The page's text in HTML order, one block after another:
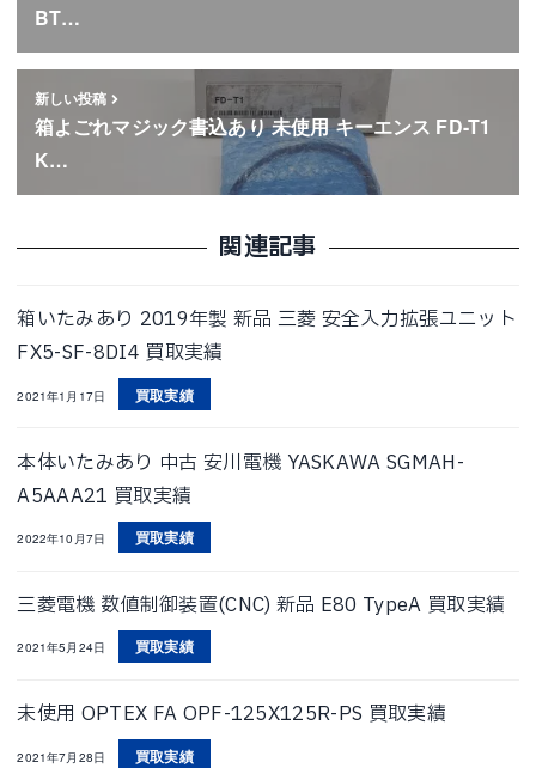
BT…
新しい投稿
箱よごれマジック書込あり 未使用 キーエンス FD-T1
K…
関連記事
箱いたみあり 2019年製 新品 三菱 安全入力拡張ユニット
FX5-SF-8DI4 買取実績
2021年1月17日 買取実績
本体いたみあり 中古 安川電機 YASKAWA SGMAH-
A5AAA21 買取実績
2022年10月7日 買取実績
三菱電機 数値制御装置(CNC) 新品 E80 TypeA 買取実績
2021年5月24日 買取実績
未使用 OPTEX FA OPF-125X125R-PS 買取実績
2021年7月28日 買取実績